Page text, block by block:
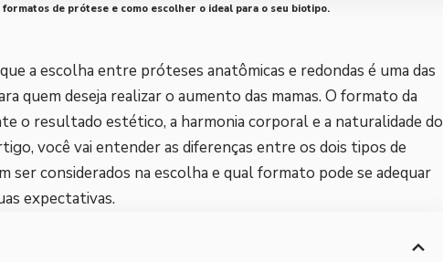
de prótese e como escolher o ideal para o seu biotipo.
a escolha entre próteses anatômicas e redondas é uma das
quem deseja realizar o aumento das mamas. O formato da
o resultado estético, a harmonia corporal e a naturalidade do
você vai entender as diferenças entre os dois tipos de
ser considerados na escolha e qual formato pode se adequar
expectativas.